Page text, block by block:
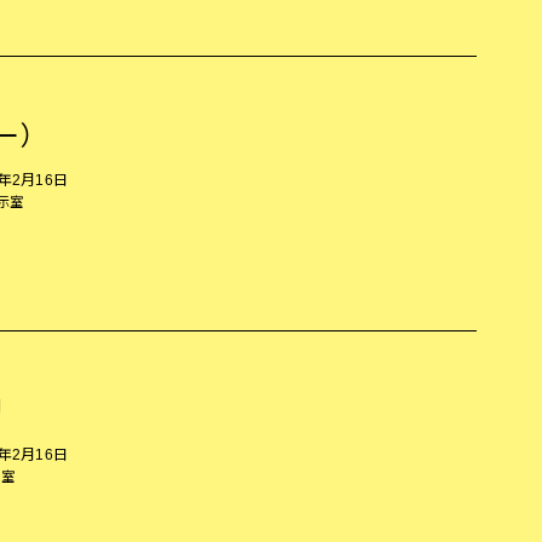
2月16日
室
2月16日